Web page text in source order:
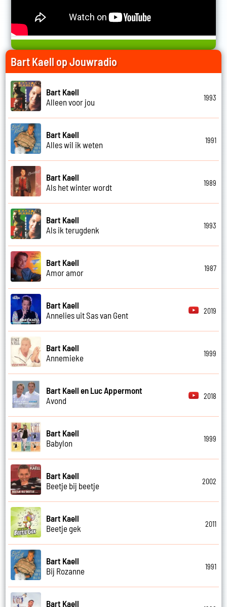
Bart Kaell op Jouwradio
Bart Kaell
Alleen voor jou
1993
Bart Kaell
Alles wil ik weten
1991
Bart Kaell
Als het winter wordt
1989
Bart Kaell
Als ik terugdenk
1993
Bart Kaell
Amor amor
1987
Bart Kaell
Annelies uit Sas van Gent
2019
Bart Kaell
Annemieke
1999
Bart Kaell en Luc Appermont
Avond
2018
Bart Kaell
Babylon
1999
Bart Kaell
Beetje bij beetje
2002
Bart Kaell
Beetje gek
2011
Bart Kaell
Bij Rozanne
1991
Bart Kaell